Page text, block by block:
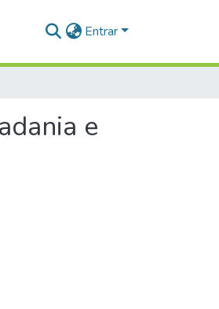
Entrar
e